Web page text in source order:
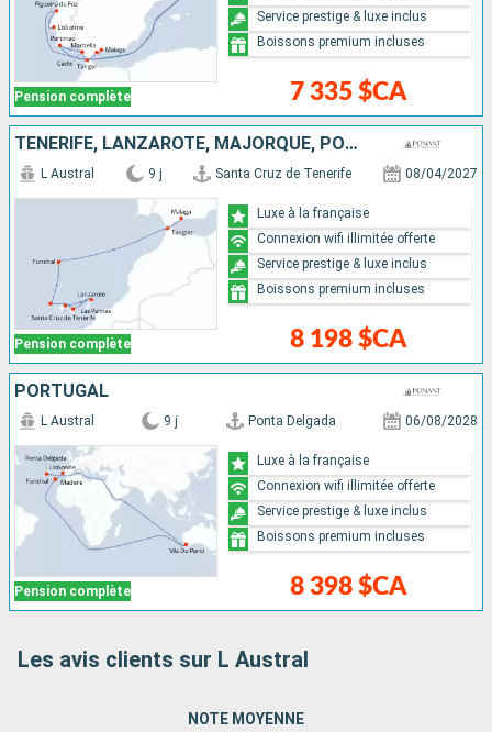
Pension complète 7 335 $CA
Service prestige & luxe inclus
Boissons premium incluses
TENERIFE, LANZAROTE, MAJORQUE, PORTUGAL, MAROC, ESPAGNE
Pension complète
L Austral 9 j Santa Cruz de Tenerife 08/04/2027
8 198 $CA
Luxe à la française
Connexion wifi illimitée offerte
Service prestige & luxe inclus
Boissons premium incluses
PORTUGAL
Pension complète
L Austral 9 j Ponta Delgada 06/08/2028
8 398 $CA
Luxe à la française
Connexion wifi illimitée offerte
Service prestige & luxe inclus
Boissons premium incluses
Les avis clients sur L Austral
NOTE MOYENNE